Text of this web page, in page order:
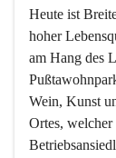
Heute ist
hoher
am Hang des
Wein, Kunst
Ortes, welcher